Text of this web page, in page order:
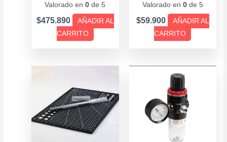
Valorado en0 de 5
$475.890
AÑADIR AL
CARRITO
Valorado en 0de 5
$59.900
AÑADIR AL
CARRITO